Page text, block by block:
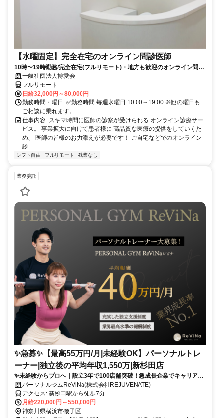
【水曜固定】完全在宅のオンライン問診医師
10時〜19時勤務/完全在宅(フルリモート)・地方も歓迎のオンライン問診
業務一般社団法人博愛会
フルリモート
日給32,000円～80,000円
勤務時間・曜日: ✅勤務時間 毎週水曜日 10:00～19:00 ※他の曜日も
ご相談に乗れます。
仕事内容: スキマ時間に医師の診察が受けられる オンライン診療サー
ビス。 事業拡大に向けて患者様に 高品質な医療の提供をしていくた
め、 医師の皆様のお力添えが必要です！ ご自宅などでのオンライン
診...
シフト自由 フルリモート 残業なし
業務委託
✨️急募✨️【最高55万円/月|未経験OK】パーソナルトレ
ーナー|独立後の平均年収1,550万|新杉田店
✨未経験からプロへ｜設立3年で100店舗突破！急成長企業でキャリアア
ップパーソナルジムReViNa(株式会社REJUVENATE)
アクセス: 新杉田駅から徒歩7分
月給220,000円～550,000円
神奈川県横浜市磯子区